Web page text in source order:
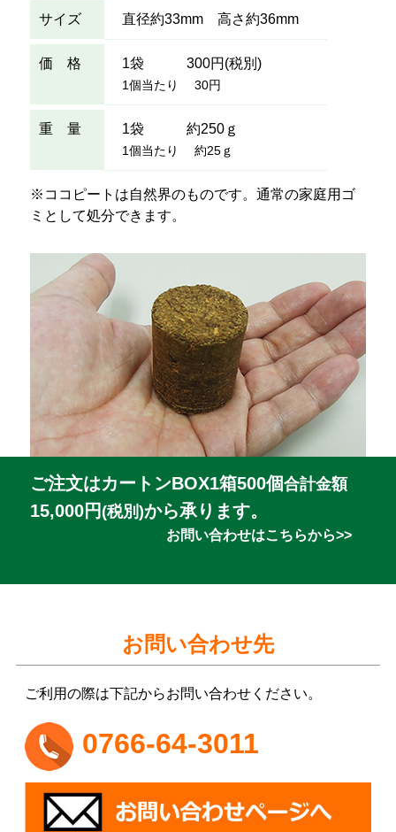
サイズ 直径約33mm 高さ約36mm
価 格 1袋 300円(税別)
1個当たり 30円
重 量 1袋 約250ｇ
1個当たり 約25ｇ
※ココピートは自然界のものです。通常の家庭用ゴ
ミとして処分できます。
ご注文はカートンBOX1箱500個合計金額
15,000円(税別)から承ります。
お問い合わせはこちらから>>
お問い合わせ先
ご利用の際は下記からお問い合わせください。
0766-64-3011